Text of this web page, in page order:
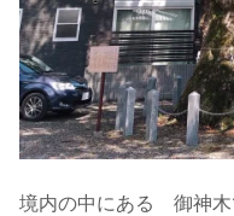
境内の中にある 御神木